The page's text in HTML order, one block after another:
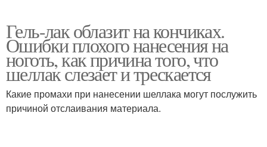
Гель-лак облазит на кончиках.
Ошибки плохого нанесения на
ноготь, как причина того, что
шеллак слезает и трескается
Какие промахи при нанесении шеллака могут послужить
причиной отслаивания материала.